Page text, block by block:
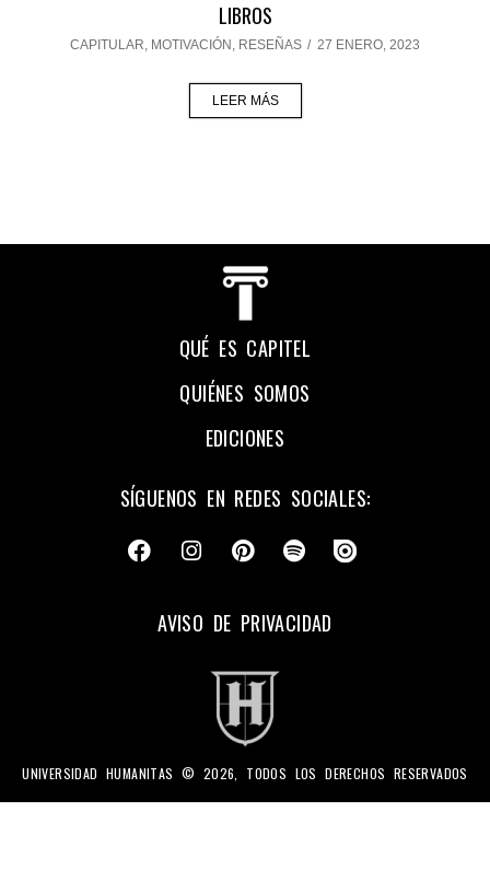
LIBROS
CAPITULAR, MOTIVACIÓN , RESEÑAS / 27 ENERO, 2023
LEER MÁS
QUÉ ES CAPITEL
QUIÉNES SOMOS
EDICIONES
SÍGUENOS EN REDES SOCIALES:
AVISO DE PRIVACIDAD
UNIVERSIDAD HUMANITAS © 2026, TODOS LOS DERECHOS RESERVADOS